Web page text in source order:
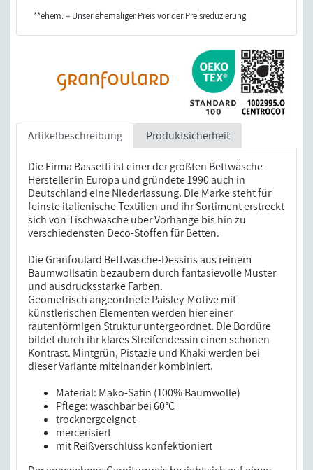
**ehem. = Unser ehemaliger Preis vor der Preisreduzierung
Artikelbeschreibung Produktsicherheit
Die Firma Bassetti ist einer der größten Bettwäsche-
Hersteller in Europa und gründete 1990 auch in
Deutschland eine Niederlassung. Die Marke steht für
feinste italienische Textilien und ihr Sortiment erstreckt
sich von Tischwäsche über Vorhänge bis hin zu
verschiedensten Deco-Stoffen für Betten.
Die Granfoulard Bettwäsche-Dessins aus reinem
Baumwollsatin bezaubern durch fantasievolle Muster
und ausdrucksstarke Farben.
Geometrisch angeordnete Paisley-Motive mit
künstlerischen Elementen werden hier einer
rautenförmigen Struktur untergeordnet. Die Bordüre
bildet durch ihr klares Streifendessin einen schönen
Kontrast. Mintgrün, Pistazie und Khaki werden bei
dieser Variante miteinander kombiniert.
Material: Mako-Satin (100% Baumwolle)
Pflege: waschbar bei 60°C
trocknergeeignet
mercerisiert
mit Reißverschluss konfektioniert